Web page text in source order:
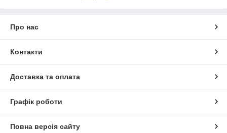
Про нас
Контакти
Доставка та оплата
Графік роботи
Повна версія сайту